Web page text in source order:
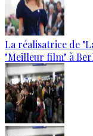
La réalisatrice de
"Meilleur film" à